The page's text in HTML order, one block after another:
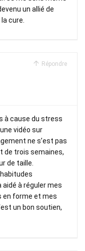
un allié de
cure.
Répondre
à cause du stress
vidéo sur
ne s’est pas
de trois semaines,
de taille.
à réguler mes
en forme et mes
un bon soutien,